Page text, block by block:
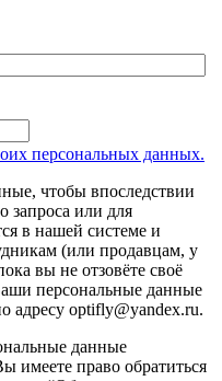
персональных данных.
чтобы впоследствии
запроса или для
в нашей системе и
(или продавцам, у
вы не отзовёте своё
персональные данные
адресу optifly@yandex.ru.
данные
имеете право обратиться